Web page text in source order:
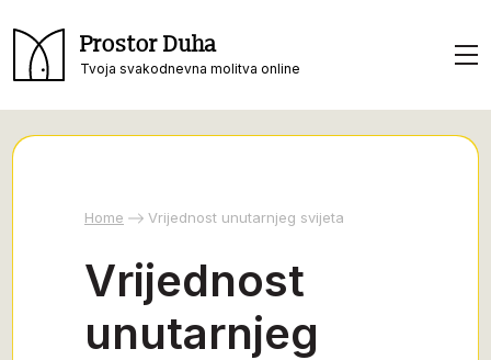
Prostor Duha
Tvoja svakodnevna molitva online
Home Vrijednost unutarnjeg svijeta
Vrijednost
unutarnjeg